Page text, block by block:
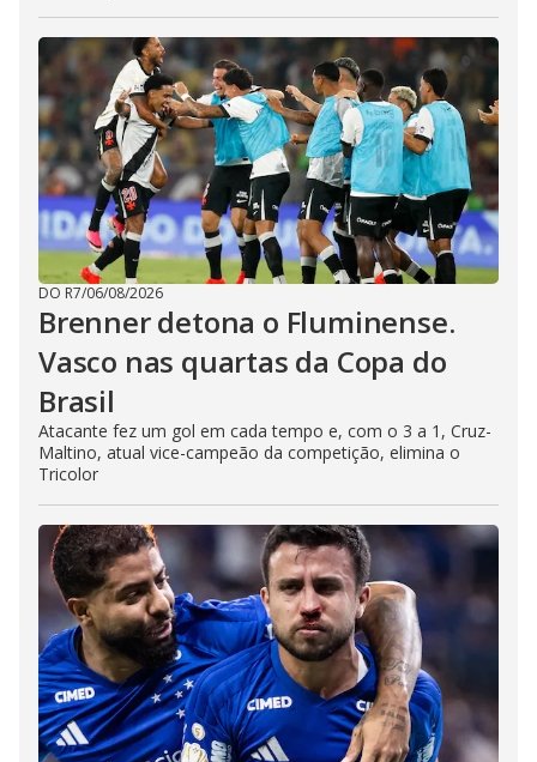
DO R7/06/08/2026
Brenner detona o Fluminense.
Vasco nas quartas da Copa do
Brasil
Atacante fez um gol em cada tempo e, com o 3 a 1, Cruz-
Maltino, atual vice-campeão da competição, elimina o
Tricolor